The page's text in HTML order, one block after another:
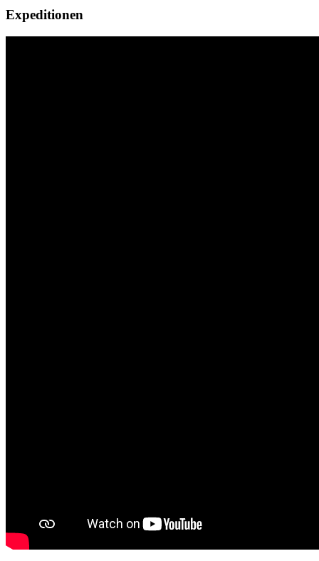
Expeditionen